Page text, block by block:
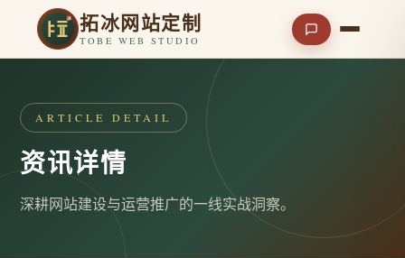
拓冰网站定制
TOBE WEB STUDIO
ARTICLE DETAIL
资讯详情
深耕网站建设与运营推广的一线实战洞察。